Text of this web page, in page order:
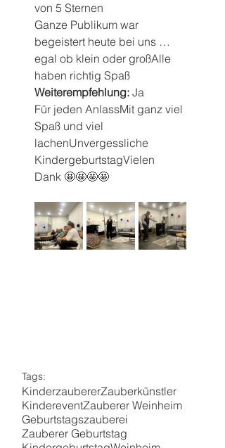
von 5 Sternen
Ganze Publikum war
begeistert heute bei uns …
egal ob klein oder großAlle
haben richtig Spaß
Weiterempfehlung: Ja
Für jeden AnlassMit ganz viel
Spaß und viel
lachenUnvergessliche
KindergeburtstagVielen
Dank 🤩🤩🤩🤩
Tags:
KinderzaubererZauberkünstler
KindereventZauberer Weinheim
Geburtstagszauberei
Zauberer Geburtstag